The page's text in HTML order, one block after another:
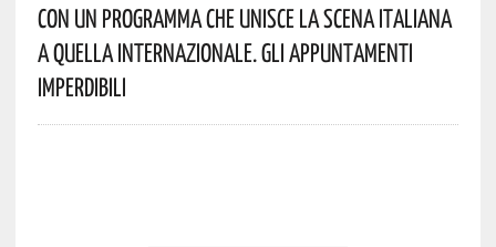
Con Un Programma Che Unisce La Scena Italiana
A Quella Internazionale. Gli Appuntamenti
Imperdibili